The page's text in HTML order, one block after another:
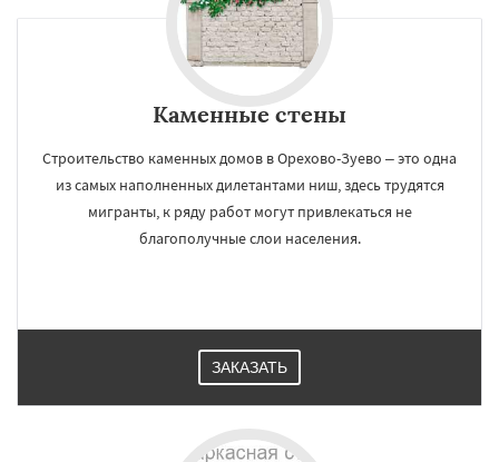
Каменные стены
Строительство каменных домов в Орехово-Зуево – это одна
из самых наполненных дилетантами ниш, здесь трудятся
мигранты, к ряду работ могут привлекаться не
благополучные слои населения.
ЗАКАЗАТЬ